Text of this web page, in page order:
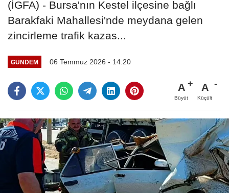
(İGFA) - Bursa'nın Kestel ilçesine bağlı
Barakfaki Mahallesi'nde meydana gelen
zincirleme trafik kazas...
GÜNDEM 06 Temmuz 2026 - 14:20
A
Büyüt
A
Küçült